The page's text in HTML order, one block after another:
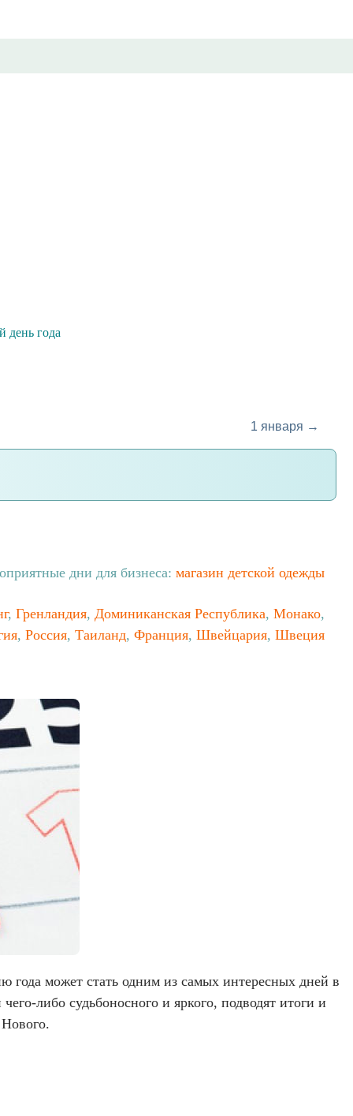
года
1 января →
дни для бизнеса: магазин детской одежды
, Гренландия, Доминиканская Республика, Монако,
, Россия, Таиланд, Франция, Швейцария, Швеция
года может стать одним из самых интересных дней в
либо судьбоносного и яркого, подводят итоги и